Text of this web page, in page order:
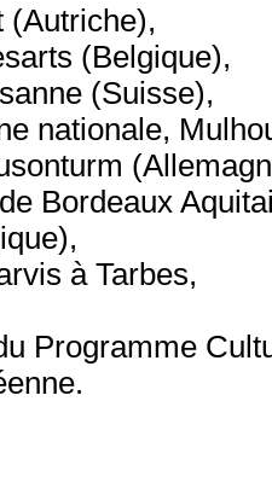
(Autriche),
(Belgique),
(Suisse),
nationale,
Bordeaux
à Tarbes,
Programme